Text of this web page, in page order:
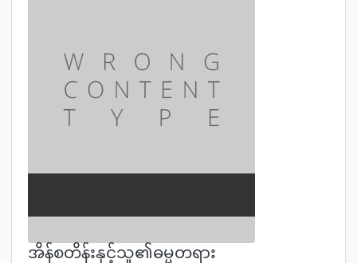
အိန်စတိန်းနှင့်သူ၏ဓမ္မတရား